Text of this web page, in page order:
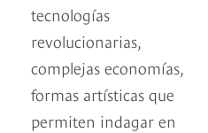
tecnologías
revolucionarias,
complejas economías,
formas artísticas que
permiten indagar en